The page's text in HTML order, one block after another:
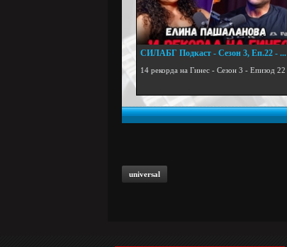
СИЛАБГ Подкаст - Сезон 3, Еп.22 - ...
14 рекорда на Гинес - Сезон 3 - Епизод 22
universal